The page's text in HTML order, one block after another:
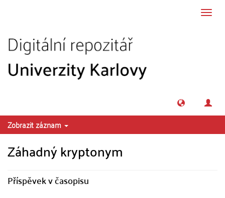
Zobrazit záznam
Záhadný kryptonym
Příspěvek v časopisu